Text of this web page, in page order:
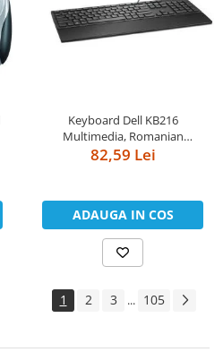
Keyboard Dell KB216
Multimedia, Romanian
(QWERTZ), Black
82,59 Lei
ADAUGA IN COS
1 2 3 ... 105